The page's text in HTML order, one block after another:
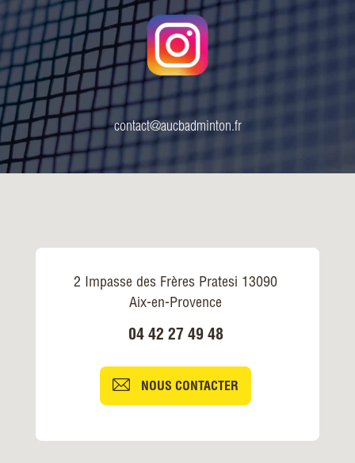
contact@aucbadminton.fr
2 Impasse des Frères Pratesi 13090
Aix-en-Provence
04 42 27 49 48
NOUS CONTACTER